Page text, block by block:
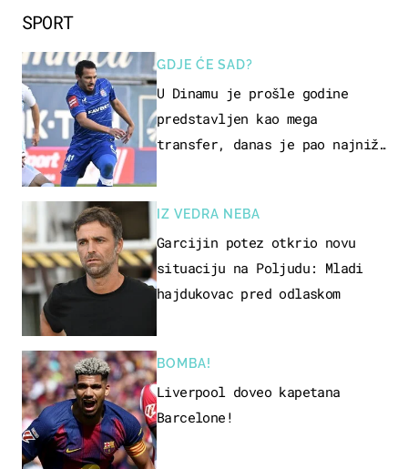
SPORT
GDJE ĆE SAD?
U Dinamu je prošle godine
predstavljen kao mega
transfer, danas je pao najniže
IZ VEDRA NEBA
Garcijin potez otkrio novu
situaciju na Poljudu: Mladi
hajdukovac pred odlaskom
BOMBA!
Liverpool doveo kapetana
Barcelone!